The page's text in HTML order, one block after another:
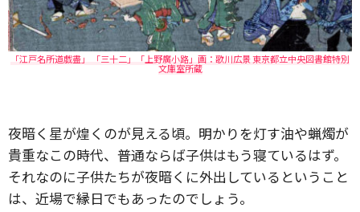
「江戸名所道戯盡」 「三十二」「上野廣小路」画：歌川広景 東京都立中央図書館特別
文庫室所蔵
夜暗く星が煌くのが見える頃。明かりを灯す油や蝋燭が
貴重なこの時代、普通ならば子供はもう寝ているはず。
それなのに子供たちが夜暗くに外出しているということ
は、近場で縁日でもあったのでしょう。